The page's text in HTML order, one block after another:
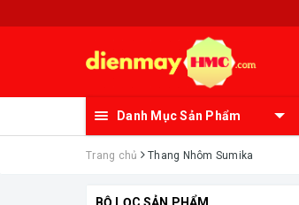
Danh Mục Sản Phẩm
Trang chủ Thang Nhôm Sumika